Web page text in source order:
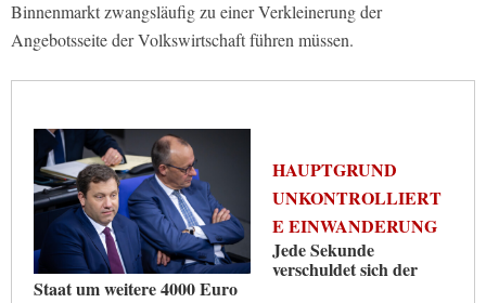
Binnenmarkt zwangsläufig zu einer Verkleinerung der
Angebotsseite der Volkswirtschaft führen müssen.
HAUPTGRUND
UNKONTROLLIERT
E EINWANDERUNG
Jede Sekunde
verschuldet sich der
Staat um weitere 4000 Euro